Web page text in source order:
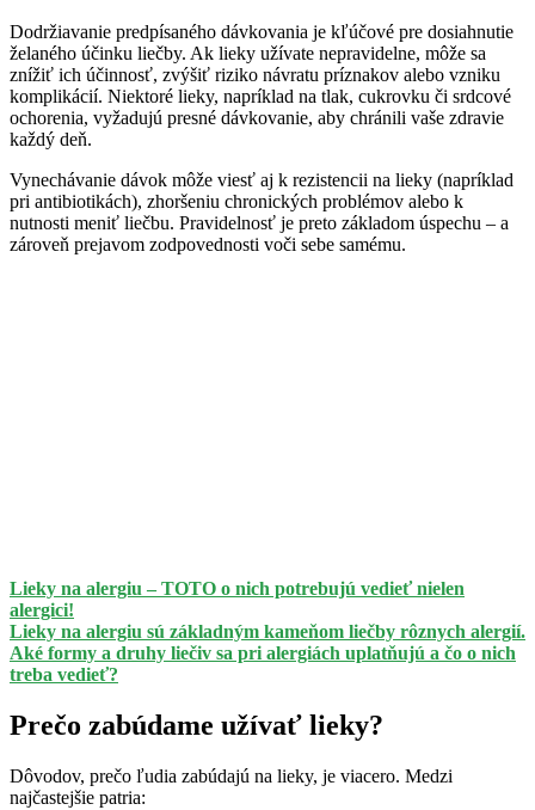
Dodržiavanie predpísaného dávkovania je kľúčové pre dosiahnutie
želaného účinku liečby. Ak lieky užívate nepravidelne, môže sa
znížiť ich účinnosť, zvýšiť riziko návratu príznakov alebo vzniku
komplikácií. Niektoré lieky, napríklad na tlak, cukrovku či srdcové
ochorenia, vyžadujú presné dávkovanie, aby chránili vaše zdravie
každý deň.
Vynechávanie dávok môže viesť aj k rezistencii na lieky (napríklad
pri antibiotikách), zhoršeniu chronických problémov alebo k
nutnosti meniť liečbu. Pravidelnosť je preto základom úspechu – a
zároveň prejavom zodpovednosti voči sebe samému.
Lieky na alergiu – TOTO o nich potrebujú vedieť nielen
alergici!
Lieky na alergiu sú základným kameňom liečby rôznych alergií.
Aké formy a druhy liečiv sa pri alergiách uplatňujú a čo o nich
treba vedieť?
Prečo zabúdame užívať lieky?
Dôvodov, prečo ľudia zabúdajú na lieky, je viacero. Medzi
najčastejšie patria: